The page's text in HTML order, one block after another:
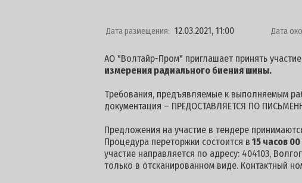
Дата размещения: 12.03.2021, 11:00 Дата
АО "Волтайр-Пром" приглашает принять
измерения радиального биения шины.
Требования, предъявляемые к выполняемым
документация – ПРЕДОСТАВЛЯЕТСЯ ПО
Предложения на участие в тендере
Процедура переторжки состоится в 15 часов
участие направляется по адресу: 404103,
только в отсканированном виде. Контактный